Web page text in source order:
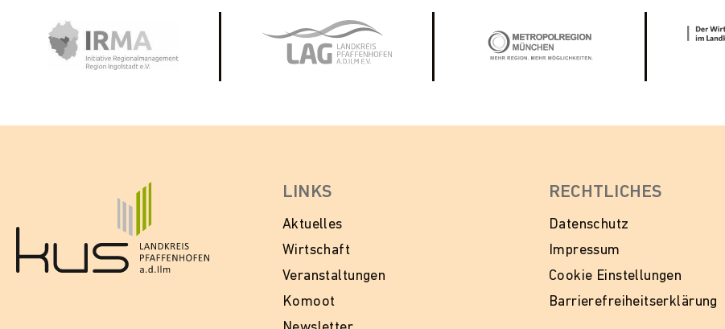
LINKS
Aktuelles
Wirtschaft
Veranstaltungen
Komoot
RECHTLICHES
Datenschutz
Impressum
Cookie Einstellungen
Barrierefreiheitserklärung